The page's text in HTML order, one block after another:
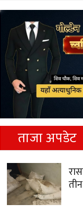
ताजा अपडेट